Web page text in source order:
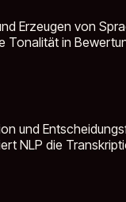
Erzeugen von
in
und
NLP die